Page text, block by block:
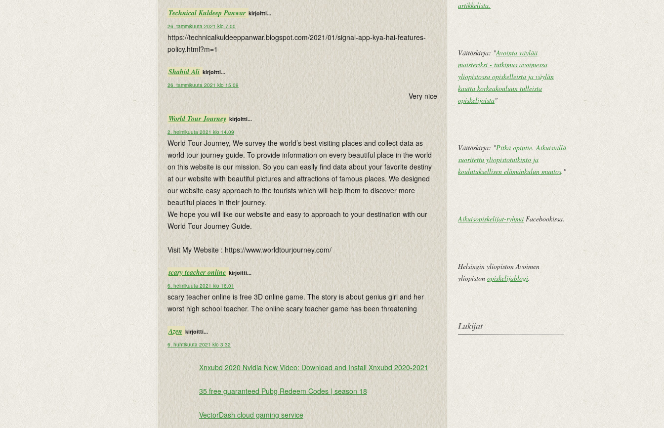
Technical Kuldeep Panwar kirjoitti...
26. tammikuuta 2021 klo 7.00
https://technicalkuldeeppanwar.blogspot.com/2021/01/signal-app-kya-hai-features-
policy.html?m=1
Shahid Ali kirjoitti...
26. tammikuuta 2021 klo 15.09
Very nice
World Tour Journey kirjoitti...
2. helmikuuta 2021 klo 14.09
World Tour Journey, We survey the world’s best visiting places and collect data as
world tour journey guide. To provide information on every beautiful place in the world
on this website is our mission. So you can easily find data about your favorite destiny
at our website with beautiful pictures and attractions of famous places. We designed
our website easy approach to the tourists which will help them to discover more
beautiful places in their journey.
We hope you will like our website and easy to approach to your destination with our
World Tour Journey Guide.
Visit My Website : https://www.worldtourjourney.com/
scary teacher online kirjoitti...
6. helmikuuta 2021 klo 16.01
scary teacher online is free 3D online game. The story is about genius girl and her
worst high school teacher. The online scary teacher game has been threatening
Azen kirjoitti...
6. huhtikuuta 2021 klo 3.32
Xnxubd 2020 Nvidia New Video: Download and Install Xnxubd 2020-2021
35 free guaranteed Pubg Redeem Codes | season 18
VectorDash cloud gaming service
artikkelista.
Väitöskirja: "Avointa väylää
maisteriksi - tutkimus avoimessa
yliopistossa opiskelleista ja väylän
kautta korkeakouluun tulleista
opiskelijoista"
Väitöskirja: "Pitkä opintie. Aikuisiällä
suoritettu yliopistotutkinto ja
koulutuksellisen elämänkulun muutos."
Aikuisopiskelijat-ryhmä Facebookissa.
Helsingin yliopiston Avoimen
yliopiston opiskelijablogi.
Lukijat